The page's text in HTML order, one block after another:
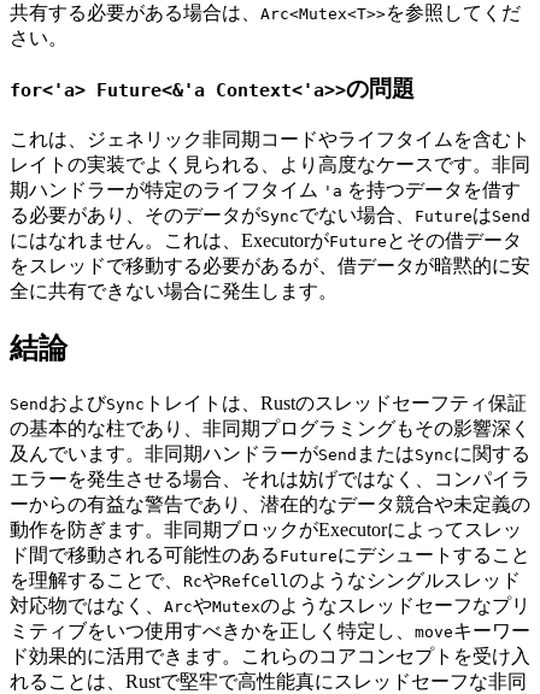
共有する必要がある場合は、 Arc<Mutex<T>>を参照してくだ
さい。
for<'a> Future<&'a Context<'a>>の問題
これは、ジェネリック非同期コードやライフタイムを含むト
レイトの実装でよく見られる、より高度なケースです。非同
期ハンドラーが特定のライフタイム 'a を持つデータを借す
る必要があり、そのデータがSyncでない場合、 FutureはSend
にはなれません。これは、ExecutorがFuture とその借データ
をスレッドで移動する必要があるが、借データが暗黙的に安
全に共有できない場合に発生します。
結論
Send およびSync トレイトは、Rustのスレッドセーフティ保証
の基本的な柱であり、非同期プログラミングもその影響深く
及んでいます。非同期ハンドラーがSend またはSyncに関する
エラーを発生させる場合、それは妨げではなく、コンパイラ
ーからの有益な警告であり、潜在的なデータ競合や未定義の
動作を防ぎます。非同期ブロックがExecutorによってスレッ
ド間で移動される可能性のある Futureにデシュートすること
を理解することで、 RcやRefCell のようなシングルスレッド
対応物ではなく、 ArcやMutexのようなスレッドセーフなプリ
ミティブをいつ使用すべきかを正しく特定し、 moveキーワー
ド効果的に活用できます。これらのコアコンセプトを受け入
れることは、Rustで堅牢で高性能真にスレッドセーフな非同